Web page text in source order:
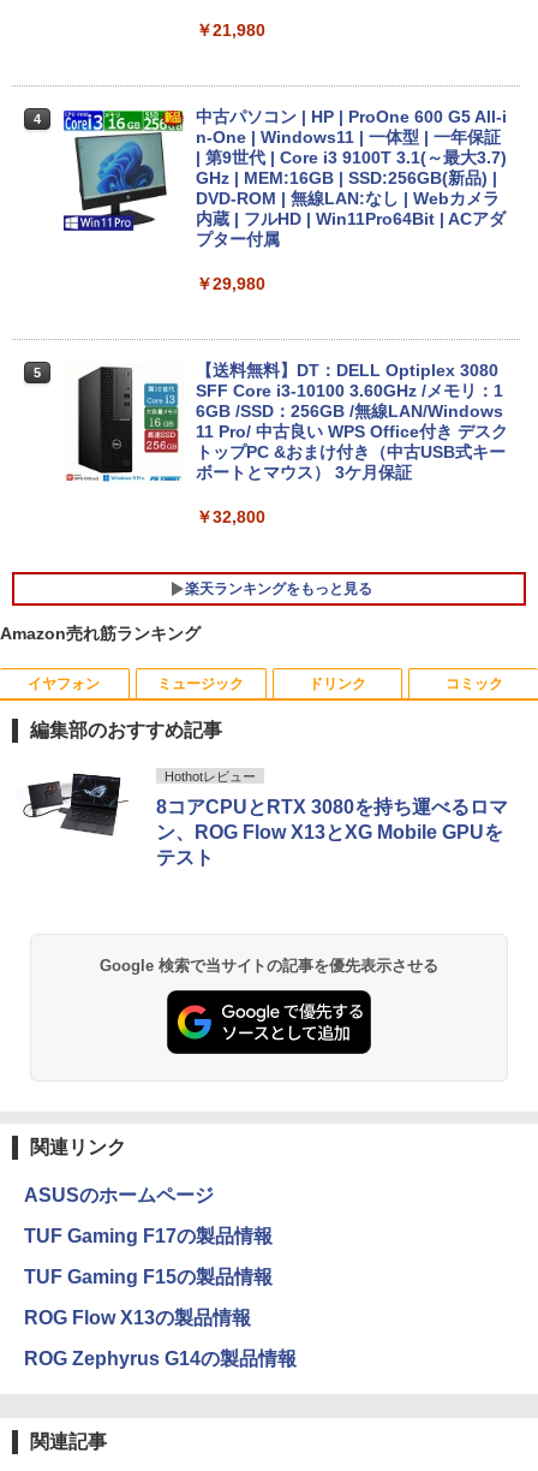
レノボ Lenovo ThinkPad L380 第8世代
料無料 保証付き
￥15,800
エントリーで最大10倍！｜【Win11正式
対応モデル】アウトレット 第8世代 Core
画面中古PC 富士通 NEC DELL 新品SSD
ラ選択可 中古パソコン
￥22,399
Lenovo ThinkPad X13 Gen1 Gen2 Ge
e付き / SSD 256GB 512GB / メモリ 8G
ノートパソコン 中古パソコン 中古pc レ
ノボ シンクパッド【Win11正式対応】
￥30,800
￥21,980
4
中古パソコン | HP | ProOne 600 G5 All-i
n-One | Windows11 | 一体型 | 一年保証
| 第9世代 | Core i3 9100T 3.1(～最大3.7)
GHz | MEM:16GB | SSD:256GB(新品) |
DVD-ROM | 無線LAN:なし | Webカメラ
内蔵 | フルHD | Win11Pro64Bit | ACアダ
プター付属
￥29,980
5
【送料無料】DT：DELL Optiplex 3080
SFF Core i3-10100 3.60GHz /メモリ：1
6GB /SSD：256GB /無線LAN/Windows
11 Pro/ 中古良い WPS Office付き デスク
トップPC &おまけ付き（中古USB式キー
ボートとマウス） 3ケ月保証
￥32,800
楽天ランキングをもっと見る
1
【マラソンセール期間中ポイント5倍】中
古モニター 19〜27インチ サイズ選択可
能 HDMI / DisplayPort / VGA / DVI 端子
ブモニターにおすすめ 動作確認済み 30
日保証 送料無料
￥4,580
2
ー 壁掛け フリッカーレス FreeSync 21.
5インチ 角度調節 FullHD ブルーライト
カット VAパネル VESAフル FHDノング
レア MAXZEN JM22CH02
4インチ VA FHD 1080P フルHD 非光沢
ディスプレイ（100Hz/VGA/HDMI1.4 ブ
ルーライト軽減 フリッカーレス VESA対
応 Adaptive Sync対応 4000:1コントラ
スト チルト調節可 PCモニター KTC H24
V27
￥10,143
4
1
2027 近江兄弟社中学校・直前対策合格セ
ット問題集(5冊) 中学受験 過去問の傾向
と対策 / 参考書 自宅学習 送料無料 / 受験
￥19,250
￥1,980
100日後に英語がものになる1日10分 ネ
イティブ英語書き写し [ ブレット・リン
4
【全巻】DRAGON BALL 1-42巻セット
（ジャンプコミックス） [ 鳥山 明 ]
￥20,328
Amazon売れ筋ランキング
イヤフォン
Anker Soundcore P40i オフホワイト
￥5,990
￥4,990
【2026年アップグレード版】AOKIMI ワイヤ
レスイヤホン bluetooth イヤホン V12 小型
軽量 ブルートゥースHi-Fi 最大36時間再生 ぶ
るーとゅーす コードレス ENCノイズキャン
セリング 自動ペアリング Type-C充電 マイク
付き 防水 タッチ式音量調整 スポーツ/通勤/通
学/WEB会議(ホワイト)
ミュージック
BRUCE WAYNE feat. Flo Milli, ATL Jacob
[Explicit]
￥250
￥250
BUGS LIFE
￥250
On My Road (Stadium ver.)
ドリンク
by Amazon 天然水 ラベルレス 500ml ×24本
富士山の天然水 バナジウム含有 水 ミネラル
ウォーター ペットボトル 静岡県産 500ミリリ
ットル (Smart Basic)
【Amazon.co.jp限定】 い・ろ・は・す 2L P
ET ラベルレス ×8本
￥1,001
コカ・コーラ やかんの麦茶 from 爽健美茶 ラ
ベルレス 650mlPET×24本
￥1,653
コミック
薬屋のひとりごと 17巻 (デジタル版ビッグガ
ンガンコミックス)
￥770
￥832
スーパーの裏でヤニ吸うふたり 9巻 (デジタル
版ビッグガンガンコミックス)
￥810
ONE PIECE モノクロ版 115 (ジャンプコミッ
編集部のおすすめ記事
Hothotレビュー
8コアCPUとRTX 3080を持ち運べるロマ
ン、ROG Flow X13とXG Mobile GPUを
テスト
Google 検索で当サイトの記事を優先表示させる
関連リンク
ASUSのホームページ
TUF Gaming F17の製品情報
TUF Gaming F15の製品情報
ROG Flow X13の製品情報
ROG Zephyrus G14の製品情報
関連記事